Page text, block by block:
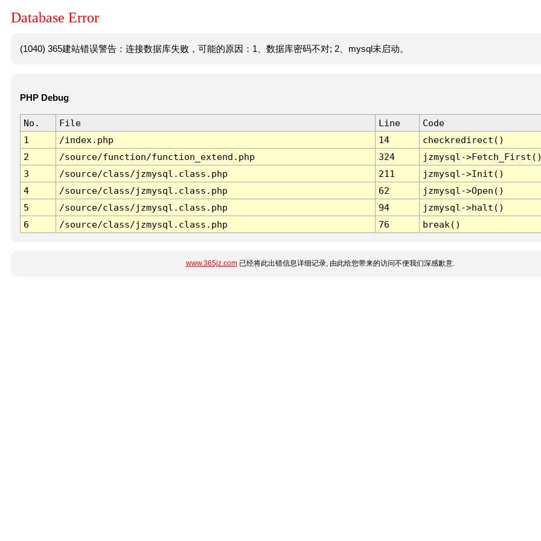
Database Error
(1040) 365建站错误警告：连接数据库失败，可能的原因：1、数据库密码不对; 2、mysql未启动。
PHP Debug
No. File Line
Code
1
/index.php 14
checkredirect()
2
/source/function/function_extend.php 324
jzmysql-
3
/source/class/jzmysql.class.php 211
jzmysql->Init()
4
/source/class/jzmysql.class.php 62
jzmysql->Open()
5
/source/class/jzmysql.class.php 94
jzmysql->halt()
6
/source/class/jzmysql.class.php 76 break()
www.365jz.com已经将此出错信息详细记录, 由此给您带来的访问不便我们深感歉意.